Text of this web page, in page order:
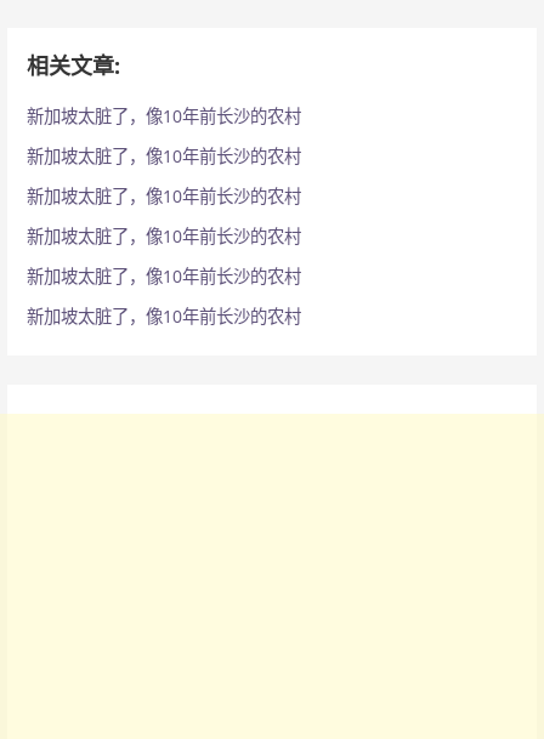
相关文章:
新加坡太脏了，像10年前长沙的农村
新加坡太脏了，像10年前长沙的农村
新加坡太脏了，像10年前长沙的农村
新加坡太脏了，像10年前长沙的农村
新加坡太脏了，像10年前长沙的农村
新加坡太脏了，像10年前长沙的农村